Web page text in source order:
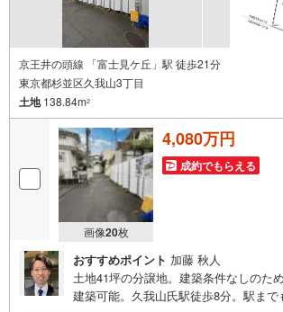
京王井の頭線 「富士見ケ丘」駅 徒歩21分
東京都杉並区久我山3丁目
土地138.84m2
画像20枚
4,080万円
成約でもらえる
おすすめポイント 加藤 秋人
土地41坪の分譲地。建築条件なしのた
建築可能。久我山氏駅徒歩8分。駅ま